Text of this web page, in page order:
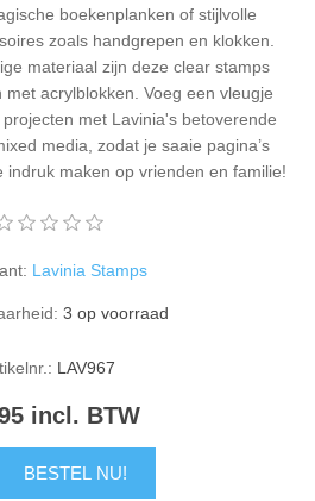
boekenplanken of stijlvolle
zoals handgrepen en klokken.
materiaal zijn deze clear stamps
acrylblokken. Voeg een vleugje
met Lavinia's betoverende
media, zodat je saaie pagina’s
indruk maken op vrienden en familie!
Lavinia Stamps
3 op voorraad
LAV967
incl. BTW
BESTEL NU!